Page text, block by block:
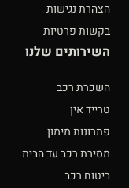
הצהרת נגישות
בקשות פרטיות
השירותים שלנו
השכרת רכב
טרייד אין
פתרונות מימון
מסירת רכב עד הבית
ביטוח רכב